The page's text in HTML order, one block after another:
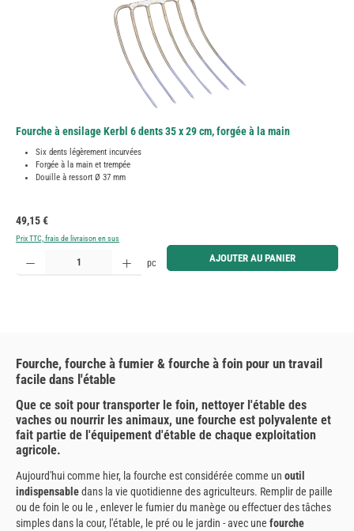
Fourche à ensilage Kerbl 6 dents 35 x 29 cm, forgée à la main
Six dents légèrement incurvées
Forgée à la main et trempée
Douille à ressort Ø 37 mm
Prix régulier :
49,15 €
Prix TTC, frais de livraison en sus
Quantité de produit : Entrez la quantité souhaitée ou utilisez les boutons pour augmenter ou
pc AJOUTER AU PANIER
Fourche, fourche à fumier & fourche à foin pour un travail
facile dans l'étable
Que ce soit pour transporter le foin, nettoyer l'étable des
vaches ou nourrir les animaux, une fourche est polyvalente et
fait partie de l'équipement d'étable de chaque exploitation
agricole.
Aujourd'hui comme hier, la fourche est considérée comme un outil
indispensabledans la vie quotidienne des agriculteurs. Remplir de paille
ou de foin le ou le , enlever le fumier du manège ou effectuer des tâches
simples dans la cour, l'étable, le pré ou le jardin - avec une fourche